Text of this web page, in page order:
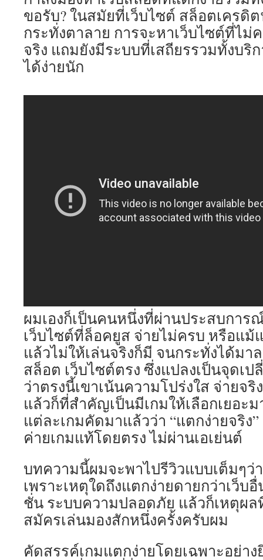
พอต
แตก
ง่าย
ยิง
ปลา
คา
2568
ขอรับ? ในสมัยที่เว็บไซต์ สล็อตเครดิ
กระทั่งตาลาย การจะหาเว็บไซต์ที่ไม่
จริง แถมยังมีระบบที่เสถียรรวมทั้งบริ
ได้ง่ายนัก
ผมเองก็เป็นคนหนึ่งที่ผ่านประสบการ
เว็บไซต์ที่ล็อคยูส จ่ายไม่ครบ หรือแม้
แล้วไม่ให้เล่นจริงก็มี จนกระทั่งได้มา
สล็อต เว็บไซต์ตรง ซึ่งแปลงเป็นจุดเ
ว่าตรงนี้เขาเน้นความโปร่งใส จ่ายจ
แล้วก็ที่สำคัญเป็นมีเกมให้เลือกเยอะ
แต่ละเกมคัดมาแล้วว่า “แตกง่ายจริง
ค่ายเกมแท้โดยตรง ไม่ผ่านเอเย่นต์
บทความนี้ผมจะพาไปรีวิวแบบเต็มๆว่
เพราะเหตุใดถึงแตกง่ายดายกว่าเว็บ
ชั่น ระบบความปลอดภัย แล้วก็เหตุผ
สมัครเล่นมองสักหนึ่งครั้งครับผม
คัดสรรค์เกมแตกง่ายโดยเฉพาะอย่าง